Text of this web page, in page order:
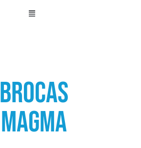
Menú
brocas
MAgma